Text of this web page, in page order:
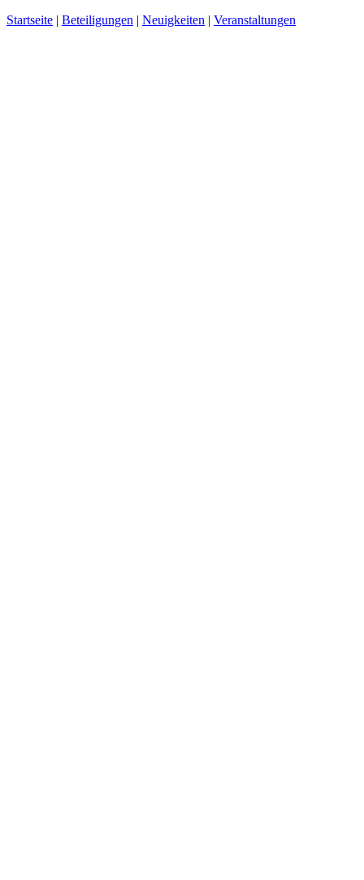
Startseite | Beteiligungen | Neuigkeiten | Veranstaltungen